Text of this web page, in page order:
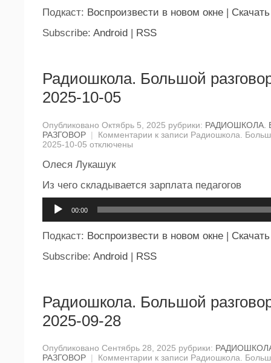
Подкаст: Воспроизвести в новом окне | Скачать
Subscribe: Android | RSS
Радиошкола. Большой
2025-10-05
Опубликовано Октябрь 5, 2025 рубрики: РАДИОШКОЛА.
РАЗГОВОР | Комментарии к записи Радиошкола.
2025-10-05 отключены
Олеся Лукашук
Из чего складывается зарплата педагогов
00:00
Подкаст: Воспроизвести в новом окне | Скачать
Subscribe: Android | RSS
Радиошкола. Большой
2025-09-28
Опубликовано Сентябрь 28, 2025 рубрики:
РАЗГОВОР | Комментарии к записи Радиошкола.